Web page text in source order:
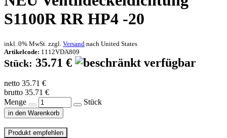
S1100R RR HP4 -20
inkl. 0% MwSt. zzgl. Versand nach United States
Artikelcode: 1112VDA809
Stück: 35.71 €
netto 35.71 €
brutto 35.71 €
Menge
Stück
in den Warenkorb